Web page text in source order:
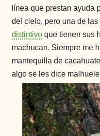
línea que prestan ayuda
del cielo, pero una de las
distintivo que tienen sus
machucan. Siempre me
mantequilla de
algo se les dice